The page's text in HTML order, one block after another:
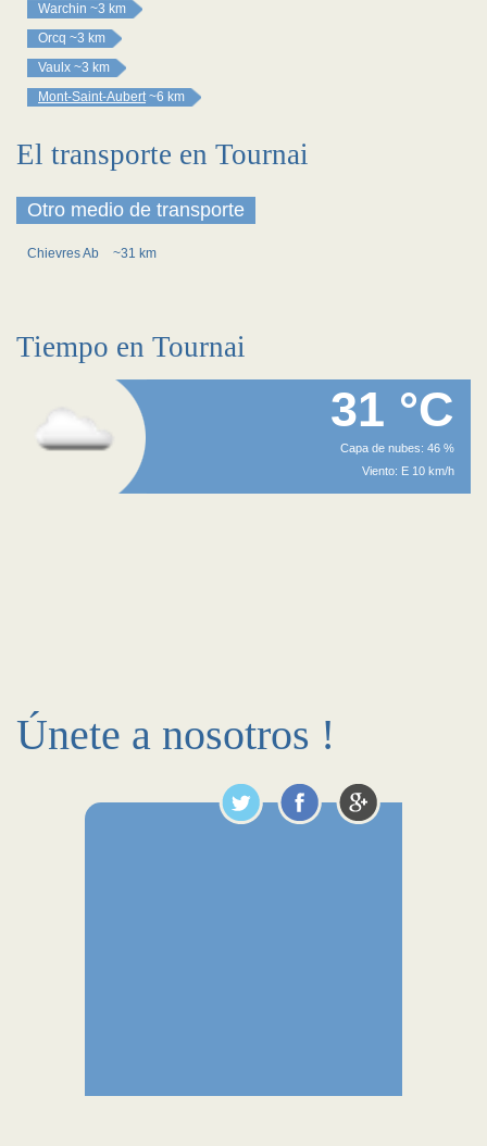
Warchin ~3 km
Orcq ~3 km
Vaulx ~3 km
Mont-Saint-Aubert ~6 km
El transporte en Tournai
Otro medio de transporte
Chievres Ab ~31 km
Tiempo en Tournai
31 °C
Capa de nubes: 46 %
Viento: E 10 km/h
Únete a nosotros !